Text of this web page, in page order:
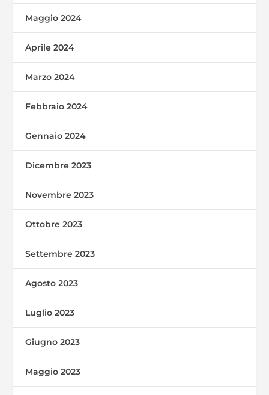
Maggio 2024
Aprile 2024
Marzo 2024
Febbraio 2024
Gennaio 2024
Dicembre 2023
Novembre 2023
Ottobre 2023
Settembre 2023
Agosto 2023
Luglio 2023
Giugno 2023
Maggio 2023